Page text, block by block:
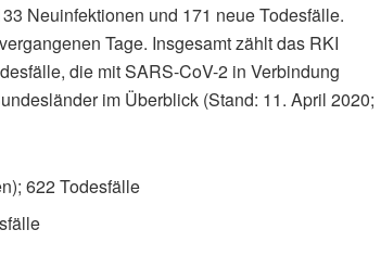
Neuinfektionen und 171 neue Todesfälle.
Tage. Insgesamt zählt das RKI
die mit SARS-CoV-2 in Verbindung
im Überblick (Stand: 11. April 2020;
622 Todesfälle